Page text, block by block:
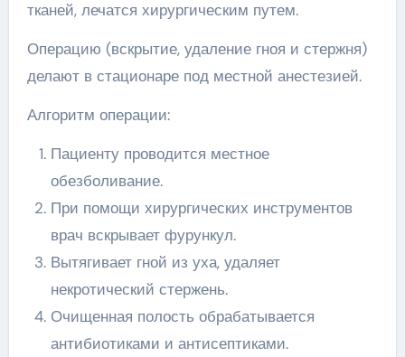
тканей, лечатся хирургическим путем.
Операцию (вскрытие, удаление гноя и стержня)
делают в стационаре под местной анестезией.
Алгоритм операции:
Пациенту проводится местное
обезболивание.
При помощи хирургических инструментов
врач вскрывает фурункул.
Вытягивает гной из уха, удаляет
некротический стержень.
Очищенная полость обрабатывается
антибиотиками и антисептиками.